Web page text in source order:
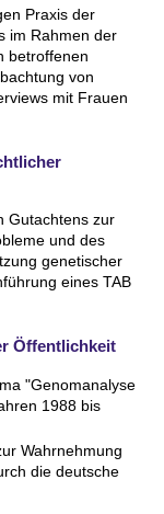
Praxis der
im Rahmen der
betroffenen
von
mit Frauen
Gutachtens zur
und des
genetischer
eines TAB
Öffentlichkeit
"Genomanalyse
1988 bis
Wahrnehmung
die deutsche